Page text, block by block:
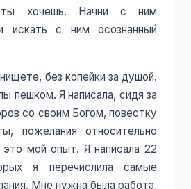
хочешь. Начни с ним
искать с ним осознанный
без копейки за душой.
пешком. Я написала, сидя за
со своим Богом, повестку
пожелания относительно
мой опыт. Я написала 22
я перечислила самые
Мне нужна была работа,